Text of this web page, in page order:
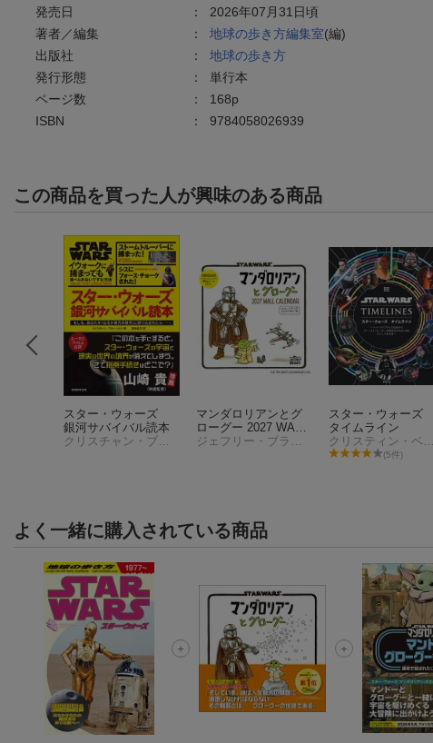
発売日 ： 2026年07月31日頃
著者／編集
： 地球の歩き方編集室(編)
出版社
： 地球の歩き方
発行形態
： 単行本
ページ数
： 168p
ISBN
： 9784058026939
この商品を買った人が興味のある商品
コース
スター・ウォーズ
銀河サバイバル読本
マンダロリアンとグ
ローグー 2027 WALL
CALENDAR
スター・ウォーズ
タイムライン
(5件)
よく一緒に購入されている商品